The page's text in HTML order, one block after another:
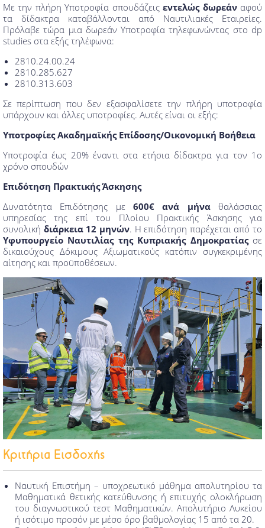
Με την πλήρη Υποτροφία σπουδάζειςεντελώς δωρεάναφού
τα δίδακτρα καταβάλλονται από Ναυτιλιακές Εταιρείες.
Πρόλαβε τώρα μια δωρεάν Υποτροφία τηλεφωνώντας στο dp
studies στα εξής τηλέφωνα:
2810.24.00.24
2810.285.627
2810.313.603
Σε περίπτωση που δεν εξασφαλίσετε την πλήρη υποτροφία
υπάρχουν και άλλες υποτροφίες. Αυτές είναι οι εξής:
Υποτροφίες Ακαδημαϊκής Επίδοσης/Οικονομική Βοήθεια
Υποτροφία έως 20% έναντι στα ετήσια δίδακτρα για τον 1ο
χρόνο σπουδών
Επιδότηση Πρακτικής Άσκησης
Δυνατότητα Επιδότησης με 600€ ανά μήναθαλάσσιας
υπηρεσίας της επί του Πλοίου Πρακτικής Άσκησης για
συνολική διάρκεια 12 μηνών. Η επιδότηση παρέχεται από το
Υφυπουργείο Ναυτιλίας της Κυπριακής Δημοκρατίαςσε
δικαιούχους Δόκιμους Αξιωματικούς κατόπιν συγκεκριμένης
αίτησης και προϋποθέσεων.
Κριτήρια Εισδοχής
Ναυτική Επιστήμη – υποχρεωτικό μάθημα απολυτηρίου τα
Μαθηματικά θετικής κατεύθυνσης ή επιτυχής ολοκλήρωση
του διαγνωστικού τεστ Μαθηματικών. Απολυτήριο Λυκείου
ή ισότιμο προσόν με μέσο όρο βαθμολογίας 15 από τα 20.